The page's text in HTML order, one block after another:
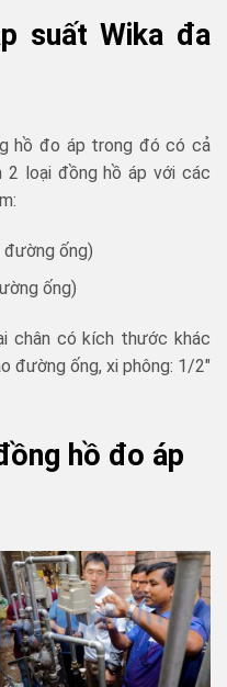
suất Wika đa
hồ đo áp trong đó có cả
2 loại đồng hồ áp với các
đường ống)
ống)
chân có kích thước khác
đường ống, xi phông: 1/2″
hồ đo áp